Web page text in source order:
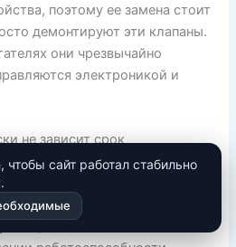
поэтому ее замена стоит
демонтируют эти клапаны.
они чрезвычайно
электроникой и
не зависит срок
Клапаны изнашиваются
отложений, к чему
двигателем. Эти
а очистка не очень
сайт работал стабильно